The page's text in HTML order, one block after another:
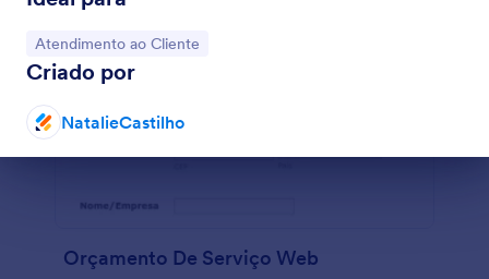
Ir para Categoria:
Atendimento ao Cliente
Criado por
NatalieCastilho
Orçamento De Serviço Web